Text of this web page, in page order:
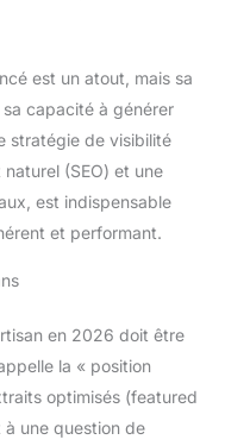
est un atout, mais sa
capacité à générer
stratégie de visibilité
(SEO) et une
est indispensable
et performant.
en 2026 doit être
la « position
optimisés (featured
une question de